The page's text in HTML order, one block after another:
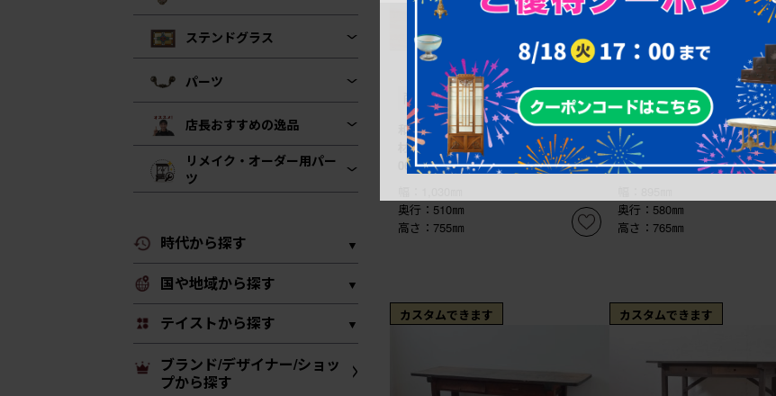
ステンドグラス
パーツ
店長おすすめの逸品
リメイク・オーダー用パー
ツ
時代から探す
国や地域から探す
テイストから探す
ブランド/デザイナー/ショッ
プから探す
¥108,900
商品番号 R-066069
和製ヴィンテージ 昭和レトロ ナラ
材 ノスタルジックな薄型平机 (R-
066069)
奥行：510㎜
高さ：755㎜
¥99,000 (税込)
商品番号 R-050568
和製ヴィンテージ ナラ材 ナ
ルなお部屋づくりにもおすす
机 (R-050568)
奥行：580㎜
高さ：765㎜
カスタムできます カスタムできます